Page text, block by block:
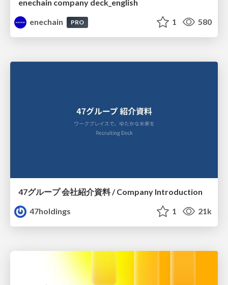
enechain company deck_english
enechain
PRO 1 580
47グループ 会社紹介資料 / Company Introduction
47holdings
1 21k